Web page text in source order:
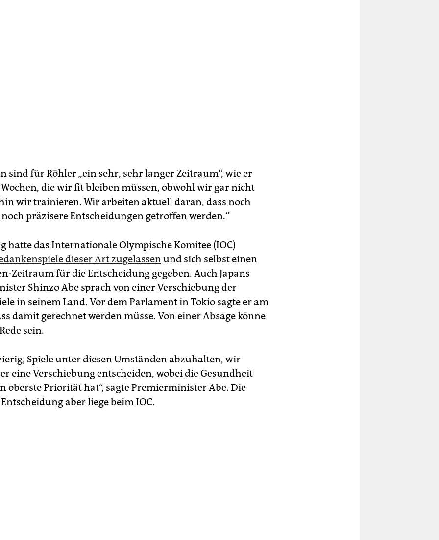
sind für Röhler „ein sehr, sehr langer Zeitraum“, wie er
Wochen, die wir fit bleiben müssen, obwohl wir gar nicht
wir trainieren. Wir arbeiten aktuell daran, dass noch
präzisere Entscheidungen getroffen werden.“
hatte das Internationale Olympische Komitee (IOC)
dieser Art zugelassenund sich selbst einen
Zeitraum für die Entscheidung gegeben. Auch Japans
Shinzo Abe sprach von einer Verschiebung der
in seinem Land. Vor dem Parlament in Tokio sagte er am
damit gerechnet werden müsse. Von einer Absage könne
sein.
Spiele unter diesen Umständen abzuhalten, wir
eine Verschiebung entscheiden, wobei die Gesundheit
oberste Priorität hat“, sagte Premierminister Abe. Die
aber liege beim IOC.